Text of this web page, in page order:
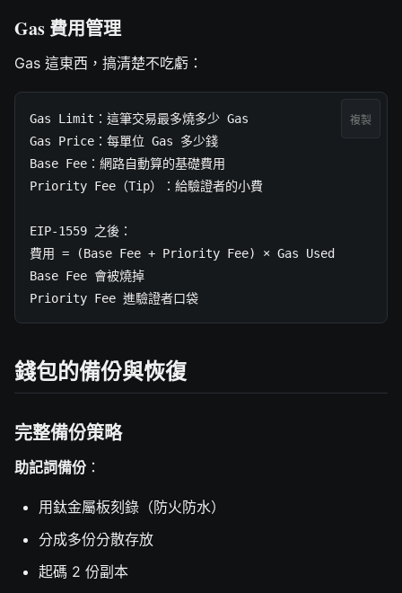
Gas 費用管理
Gas 這東西，搞清楚不吃虧：
Gas Limit：這筆交易最多燒多少 Gas
Gas Price：每單位 Gas 多少錢
Base Fee：網路自動算的基礎費用
Priority Fee（Tip）：給驗證者的小費
EIP-1559 之後：
費用 = (Base Fee + Priority Fee) × Gas Used
Base Fee 會被燒掉
Priority Fee 進驗證者口袋
複製
錢包的備份與恢復
完整備份策略
助記詞備份 ：
用鈦金屬板刻錄（防火防水）
分成多份分散存放
起碼 2 份副本